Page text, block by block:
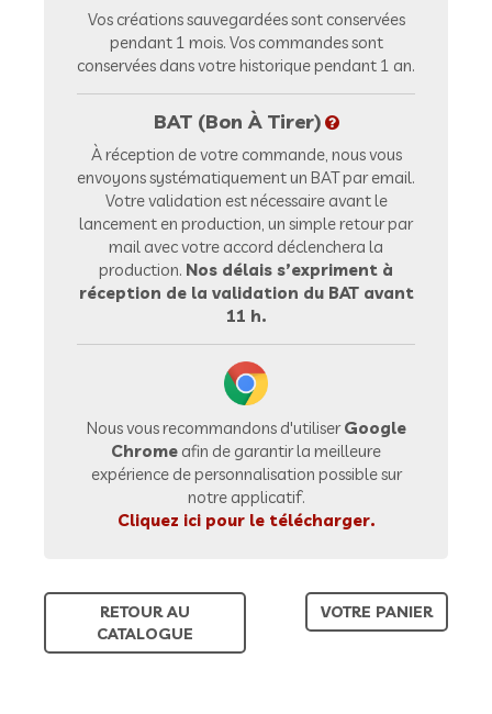
Vos créations sauvegardées sont conservées
pendant 1 mois. Vos commandes sont
conservées dans votre historique pendant 1 an.
BAT (Bon À Tirer)
À réception de votre commande, nous vous
envoyons systématiquement un BAT par email.
Votre validation est nécessaire avant le
lancement en production, un simple retour par
mail avec votre accord déclenchera la
production. Nos délais s’expriment à
réception de la validation du BAT avant
11 h.
Nous vous recommandons d'utiliserGoogle
Chrome afin de garantir la meilleure
expérience de personnalisation possible sur
notre applicatif.
Cliquez ici pour le télécharger.
RETOUR AU
CATALOGUE
VOTRE PANIER